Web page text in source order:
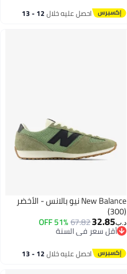
احصل عليه خلال 12 - 13
New Balance نيو بالانس - الأخضر
(300)
د.ب‏32.85
67.82
51% OFF
أقل سعر في السنة
أقل سعر في السنة
احصل عليه خلال 12 - 13